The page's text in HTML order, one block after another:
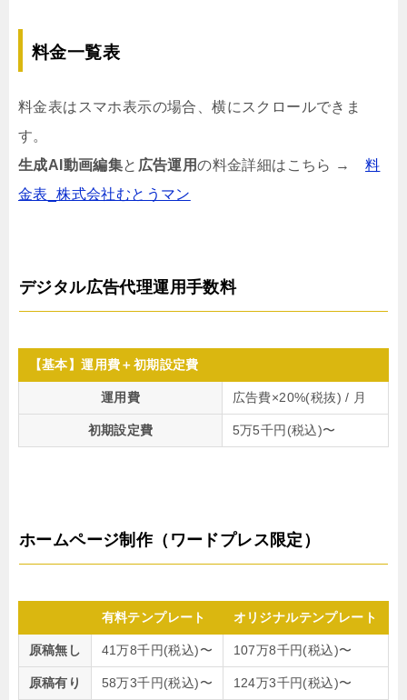
料金一覧表
料金表はスマホ表示の場合、横にスクロールできま
す。
生成AI動画編集と 広告運用の料金詳細はこちら →料
金表_株式会社むとうマン
デジタル広告代理運用手数料
【基本】運用費＋初期設定費
運用費 広告費×20%(税抜) / 月
初期設定費 5万5千円(税込)〜
ホームページ制作（ワードプレス限定）
有料テンプレート オリジナルテンプレート
原稿無し 41万8千円(税込)〜 107万8千円(税込)〜
原稿有り 58万3千円(税込)〜 124万3千円(税込)〜